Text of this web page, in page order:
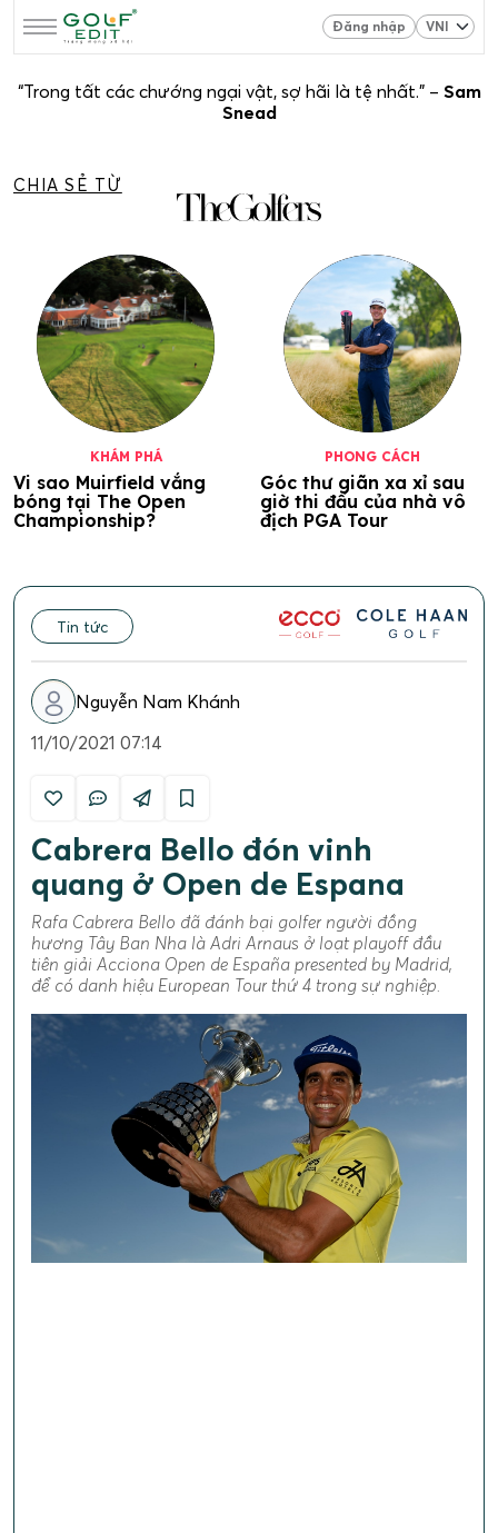
Đăng nhập
“Trong tất các chướng ngại vật, sợ hãi là tệ nhất.” – Sam
Snead
CHIA SẺ TỪ
KHÁM PHÁ
Vi sao Muirfield vắng
bóng tại The Open
Championship?
PHONG CÁCH
Góc thư giãn xa xỉ sau
giờ thi đấu của nhà vô
địch PGA Tour
Tin tức
Nguyễn Nam Khánh
11/10/2021 07:14
Cabrera Bello đón vinh
quang ở Open de Espana
Rafa Cabrera Bello đã đánh bại golfer người đồng
hương Tây Ban Nha là Adri Arnaus ở loạt playoff đầu
tiên giải Acciona Open de España presented by Madrid,
để có danh hiệu European Tour thứ 4 trong sự nghiệp.